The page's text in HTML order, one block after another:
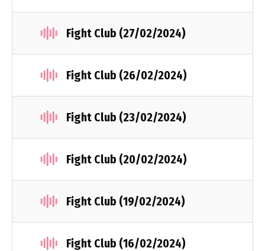
Fight Club (27/02/2024)
Fight Club (26/02/2024)
Fight Club (23/02/2024)
Fight Club (20/02/2024)
Fight Club (19/02/2024)
Fight Club (16/02/2024)